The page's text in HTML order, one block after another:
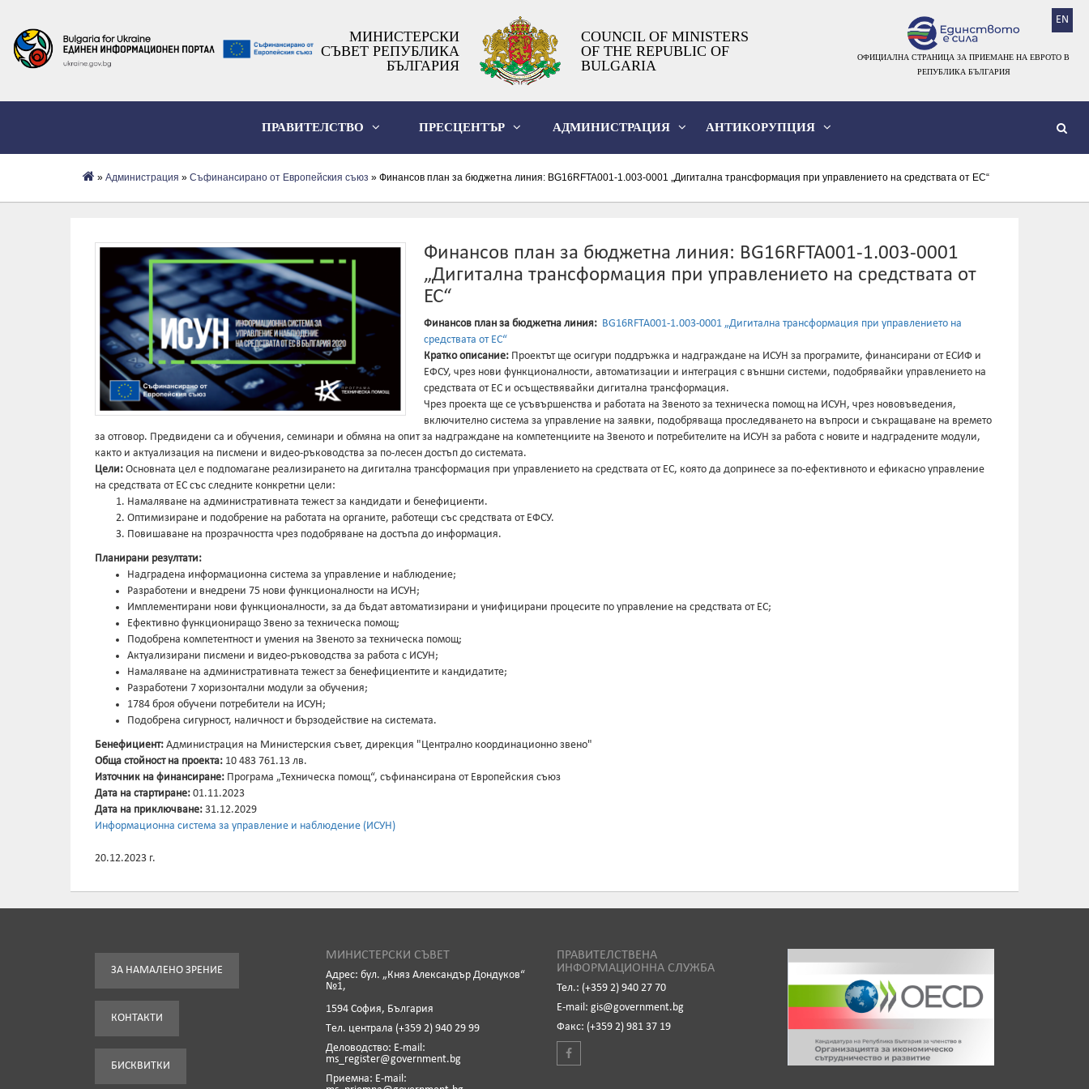
EN
МИНИСТЕРСКИ
СЪВЕТ РЕПУБЛИКА
БЪЛГАРИЯ
COUNCIL OF MINISTERS
OF THE REPUBLIC OF
BULGARIA
ОФИЦИАЛНА СТРАНИЦА ЗА ПРИЕМАНЕ НА ЕВРОТО В
РЕПУБЛИКА БЪЛГАРИЯ
ПРАВИТЕЛСТВО ПРЕСЦЕНТЪР АДМИНИСТРАЦИЯ АНТИКОРУПЦИЯ
» Администрация » Съфинансирано от Европейския съюз » Финансов план за бюджетна линия: BG16RFTA001-1.003-0001 „Дигитална трансформация при управлението на средствата от ЕС“
Финансов план за бюджетна линия: BG16RFTA001-1.003-0001
„Дигитална трансформация при управлението на средствата от
ЕС“
Финансов план за бюджетна линия: BG16RFTA001-1.003-0001 „Дигитална трансформация при управлението на
средствата от ЕС“
Кратко описание: Проектът ще осигури поддръжка и надграждане на ИСУН за програмите, финансирани от ЕСИФ и
ЕФСУ, чрез нови функционалности, автоматизации и интеграция с външни системи, подобрявайки управлението на
средствата от ЕС и осъществявайки дигитална трансформация.
Чрез проекта ще се усъвършенства и работата на Звеното за техническа помощ на ИСУН, чрез нововъведения,
включително система за управление на заявки, подобряваща проследяването на въпроси и съкращаване на времето
за отговор. Предвидени са и обучения, семинари и обмяна на опит за надграждане на компетенциите на Звеното и потребителите на ИСУН за работа с новите и надградените модули,
както и актуализация на писмени и видео-ръководства за по-лесен достъп до системата.
Цели: Основната цел е подпомагане реализирането на дигитална трансформация при управлението на средствата от ЕС, която да допринесе за по-ефективното и ефикасно управление
на средствата от ЕС със следните конкретни цели:
Намаляване на административната тежест за кандидати и бенефициенти.
Оптимизиране и подобрение на работата на органите, работещи със средствата от ЕФСУ.
Повишаване на прозрачността чрез подобряване на достъпа до информация.
Планирани резултати:
Надградена информационна система за управление и наблюдение;
Разработени и внедрени 75 нови функционалности на ИСУН;
Имплементирани нови функционалности, за да бъдат автоматизирани и унифицирани процесите по управление на средствата от ЕС;
Ефективно функциониращо Звено за техническа помощ;
Подобрена компетентност и умения на Звеното за техническа помощ;
Актуализирани писмени и видео-ръководства за работа с ИСУН;
Намаляване на административната тежест за бенефициентите и кандидатите;
Разработени 7 хоризонтални модули за обучения;
1784 броя обучени потребители на ИСУН;
Подобрена сигурност, наличност и бързодействие на системата.
Бенефициент: Администрация на Министерския съвет, дирекция "Централно координационно звено"
Обща стойност на проекта: 10 483 761.13 лв.
Източник на финансиране: Програма „Техническа помощ“, съфинансирана от Европейския съюз
Дата на стартиране: 01.11.2023
Дата на приключване: 31.12.2029
Информационна система за управление и наблюдение (ИСУН)
20.12.2023 г.
ЗА НАМАЛЕНО ЗРЕНИЕ
КОНТАКТИ
БИСКВИТКИ
МИНИСТЕРСКИ СЪВЕТ
Адрес: бул. „Княз Александър Дондуков“
№1,
1594 София, България
Tел. централа (+359 2) 940 29 99
Деловодство: Е-mail:
ms_register@government.bg
Приемна: Е-mail:
ПРАВИТЕЛСТВЕНА
ИНФОРМАЦИОННА СЛУЖБА
Тел.: (+359 2) 940 27 70
Е-mail: gis@government.bg
Факс: (+359 2) 981 37 19